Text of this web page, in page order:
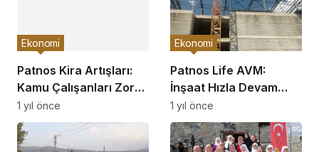
Patnos Kira Artışları:
Kamu Çalışanları Zor
Durumda
Ekonomi
1 yıl önce
Patnos Life AVM:
İnşaat Hızla Devam
Ediyor
Ekonomi
1 yıl önce